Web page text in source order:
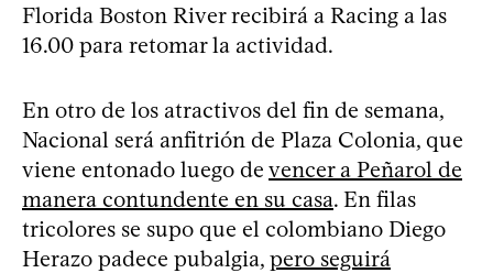
Florida Boston River recibirá a Racing a las
16.00 para retomar la actividad.
En otro de los atractivos del fin de semana,
Nacional será anfitrión de Plaza Colonia, que
viene entonado luego de vencer a Peñarol de
manera contundente en su casa. En filas
tricolores se supo que el colombiano Diego
Herazo padece pubalgia, pero seguirá